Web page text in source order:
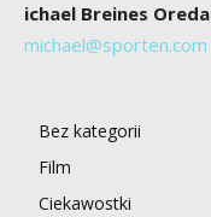
ichael Breines
michael@sporten.com
Bez kategorii
Film
Ciekawostki